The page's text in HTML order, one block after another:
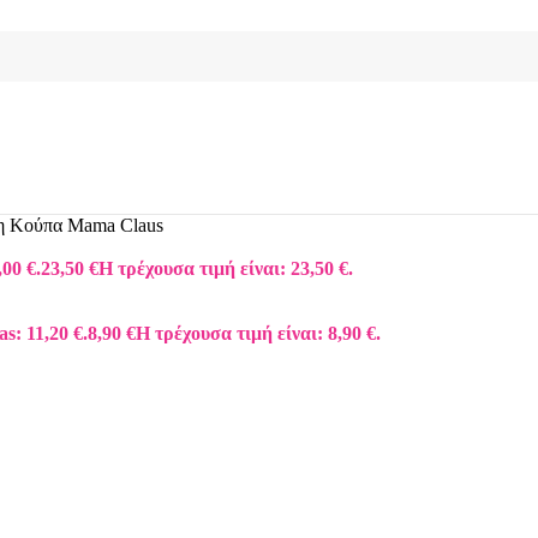
Κούπα Mama Claus
€.23,50 €Η τρέχουσα τιμή είναι: 23,50 €.
11,20 €.8,90 €Η τρέχουσα τιμή είναι: 8,90 €.